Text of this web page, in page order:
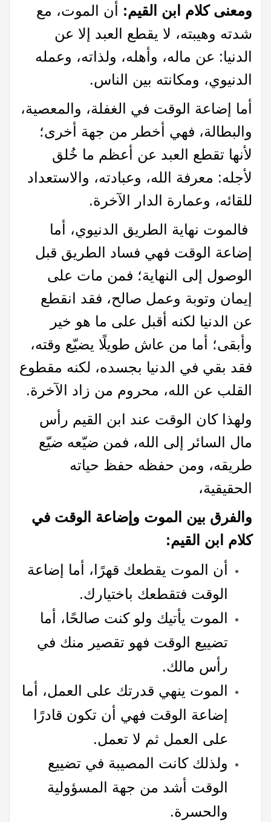
ومعنى كلام ابن القيم: أن الموت، مع
شدته وهيبته، لا يقطع العبد إلا عن
الدنيا: عن ماله، وأهله، ولذاته، وعمله
الدنيوي، ومكانته بين الناس.
أما إضاعة الوقت في الغفلة، والمعصية،
والبطالة، فهي أخطر من جهة أخرى؛
لأنها تقطع العبد عن أعظم ما خُلق
لأجله: معرفة الله، وعبادته، والاستعداد
للقائه، وعمارة الدار الآخرة.
فالموت نهاية الطريق الدنيوي، أما
إضاعة الوقت فهي فساد الطريق قبل
الوصول إلى النهاية؛ فمن مات على
إيمان وتوبة وعمل صالح، فقد انقطع
عن الدنيا لكنه أقبل على ما هو خير
وأبقى؛ أما من عاش طويلًا يضيّع وقته،
فقد بقي في الدنيا بجسده، لكنه مقطوع
القلب عن الله، محروم من زاد الآخرة.
ولهذا كان الوقت عند ابن القيم رأس
مال السائر إلى الله، فمن ضيّعه ضيّع
طريقه، ومن حفظه حفظ حياته
الحقيقية،
والفرق بين الموت وإضاعة الوقت في
كلام ابن القيم:
أن الموت يقطعك قهرًا، أما إضاعة
الوقت فتقطعك باختيارك.
الموت يأتيك ولو كنت صالحًا، أما
تضييع الوقت فهو تقصير منك في
رأس مالك.
الموت ينهي قدرتك على العمل، أما
إضاعة الوقت فهي أن تكون قادرًا
على العمل ثم لا تعمل.
ولذلك كانت المصيبة في تضييع
الوقت أشد من جهة المسؤولية
والحسرة.